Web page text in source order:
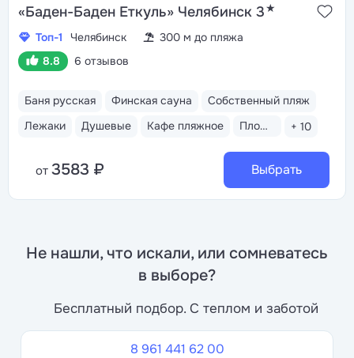
«Баден-Баден Еткуль» Челябинск 3★
Топ-1 Челябинск
300 м до пляжа
8.8
6 отзывов
Баня русская Финская сауна
Собственный пляж
Лежаки
Душевые Кафе пляжное Площадка для пляжного волейбола + 10
от 3583 ₽ Выбрать
Не нашли, что искали, или сомневатесь
в выборе?
Бесплатный подбор. С теплом и заботой
8 961 441 62 00